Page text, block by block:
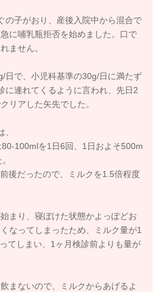
の子がおり、産後入院中から混合で
に哺乳瓶拒否を始めました。口で
ません。
日で、小児科基準の30g/日に満たず
に連れてくるように言われ、先日2
リアした矢先でした。
100mlを1日6回、1日およそ500m
後だったので、ミルクを1.5倍程度
まり、寝ぼけた状態かよっぽどお
なってしまったため、ミルク量が1
てしまい、1ヶ月検診前よりも量が
まないので、ミルクからあげるよ